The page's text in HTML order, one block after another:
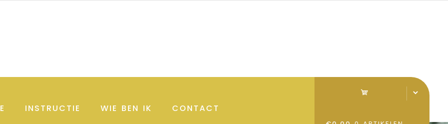
INSTRUCTIE WIE BEN IK CONTACT